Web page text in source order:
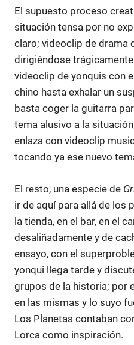
El supuesto proceso
situación tensa por no
claro; videoclip de drama
dirigiéndose
videoclip de yonquis con
chino hasta exhalar un
basta coger la guitarra
tema alusivo a la
enlaza con videoclip
tocando ya ese nuevo
El resto, una especie de
ir de aquí para allá de los
la tienda, en el bar, en el
desaliñadamente y de
ensayo, con el
yonqui llega tarde y
grupos de la historia; por
en las mismas y lo suyo
Los Planetas contaban
Lorca como inspiración.